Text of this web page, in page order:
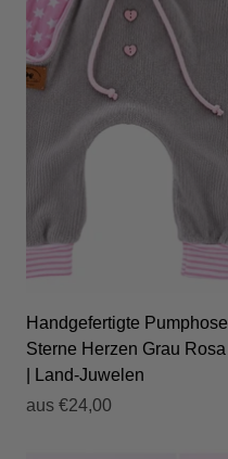
Handgefertigte Pumphose
Sterne Herzen Grau Rosa
| Land-Juwelen
aus €24,00